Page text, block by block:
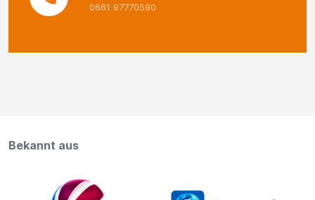
0661 97770590
Bekannt aus